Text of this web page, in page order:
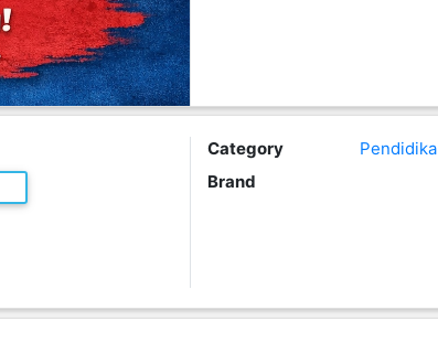
Category
Brand